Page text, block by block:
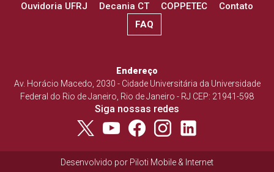
Ouvidoria UFRJ Decania CT COPPETEC
Contato
FAQ
Endereço
Av. Horácio Macedo, 2030 - Cidade Universitária da Universidade
Federal do Rio de Janeiro, Rio de Janeiro - RJ CEP: 21941-598
Siga nossas redes
Desenvolvido por Piloti Mobile & Internet